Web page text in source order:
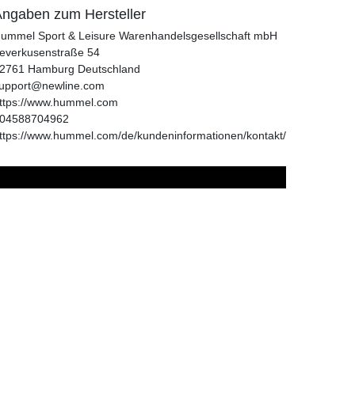
zum Hersteller
Sport & Leisure Warenhandelsgesellschaft mbH
54
Hamburg Deutschland
www.hummel.com
www.hummel.com/de/kundeninformationen/kontakt/